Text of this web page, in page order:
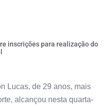
inscrições para realização do
Lucas, de 29 anos, mais
alcançou nesta quarta-